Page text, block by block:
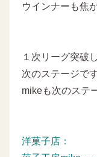
ウインナーも焦
１次リーグ突破
次のステージで
mikeも次のステ
洋菓子店：